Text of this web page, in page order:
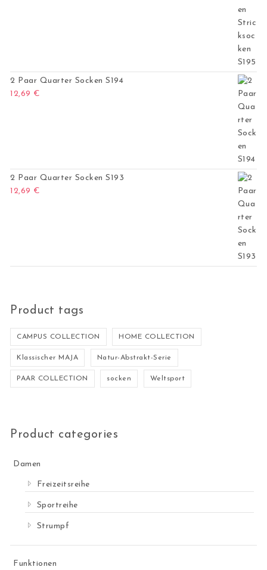
2 Paar Quarter Socken S194
12,69 €
2 Paar Quarter Socken S193
12,69 €
Product tags
CAMPUS COLLECTION HOME COLLECTION
Klassischer MAJA Natur-Abstrakt-Serie
PAAR COLLECTION socken Weltsport
Product categories
Damen
Freizeitsreihe
Sportreihe
Strumpf
Funktionen